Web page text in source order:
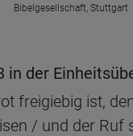
Bibelgesellschaft, Stuttgart
in der
freigiebig ist,
/ und der Ruf